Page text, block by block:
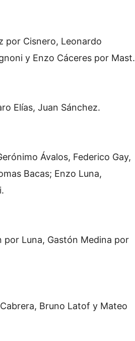
por Cisnero, Leonardo
y Enzo Cáceres por Mast.
Elías, Juan Sánchez.
Ávalos, Federico Gay,
Bacas; Enzo Luna,
por Luna, Gastón Medina por
Bruno Latof y Mateo